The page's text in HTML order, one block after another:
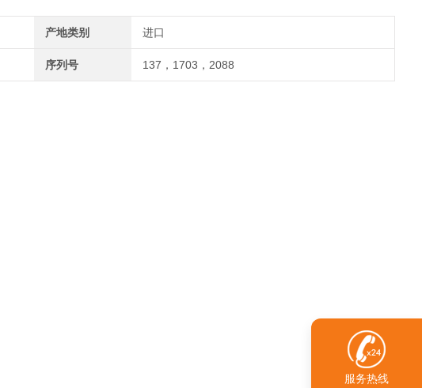
产地类别 进口
序列号 137，1703，2088
服务热线